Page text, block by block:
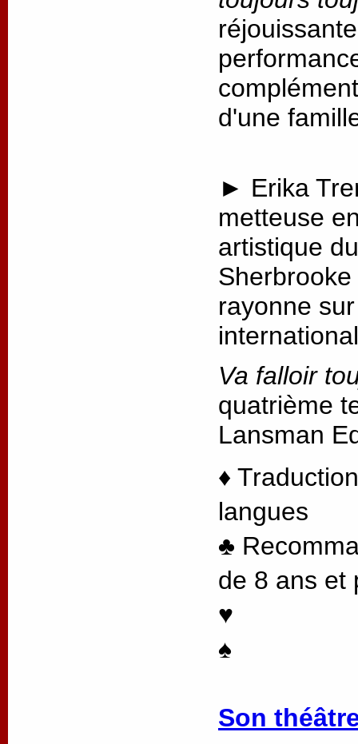
d'une
► Erika
metteuse
artistique
rayonne
Va falloir
quatrième
Lansman
♦
langues
♣
de 8 ans et
♥
♠
Son